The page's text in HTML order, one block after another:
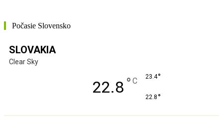
Počasie Slovensko
SLOVAKIA
Clear Sky
22.8 ° C 23.4°
22.8 °